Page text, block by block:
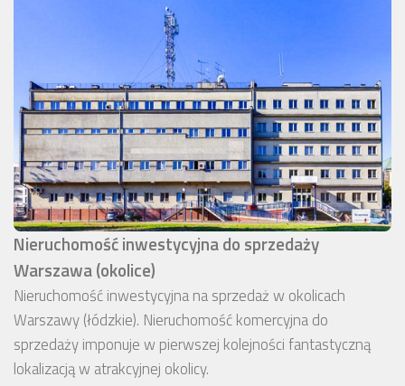
Nieruchomość inwestycyjna do sprzedaży
Warszawa (okolice)
Nieruchomość inwestycyjna na sprzedaż w okolicach
Warszawy (łódzkie). Nieruchomość komercyjna do
sprzedaży imponuje w pierwszej kolejności fantastyczną
lokalizacją w atrakcyjnej okolicy.